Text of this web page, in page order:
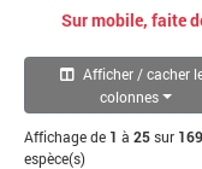
Sur mobile, faite
Afficher / cacher
colonnes
Affichage de 1 à 25sur
espèce(s)